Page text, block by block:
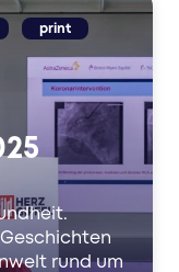
print
rund um